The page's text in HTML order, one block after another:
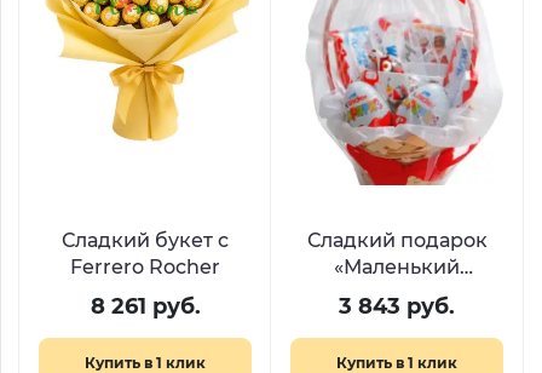
Сладкий букет с
Ferrero Rocher
8 261 руб.
Купить в 1 клик
Сладкий подарок
«Маленький
кролик»
3 843 руб.
Купить в 1 клик